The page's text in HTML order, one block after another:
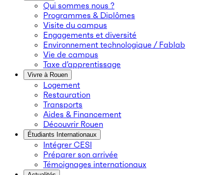
Qui sommes nous ?
Programmes & Diplômes
Visite du campus
Engagements et diversité
Environnement technologique / Fablab
Vie de campus
Taxe d’apprentissage
Vivre à Rouen
Logement
Restauration
Transports
Aides & Financement
Découvrir Rouen
Étudiants Internationaux
Intégrer CESI
Préparer son arrivée
Témoignages internationaux